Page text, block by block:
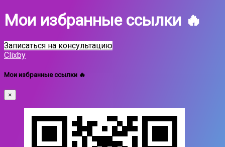
Мои избранные ссылки 🔥
Записаться на консультацию
Clixby
Мои избранные ссылки 🔥
×